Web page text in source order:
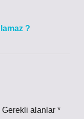
?
Gerekli alanlar *